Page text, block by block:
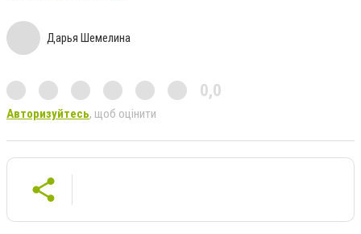
Дарья Шемелина
0,0
Авторизуйтесь, щоб оцінити